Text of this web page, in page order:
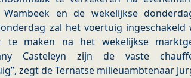
Wambeek en de wekelijkse
zal het voertuig
te maken na het wekelijkse
Casteleyn zijn de vaste
zegt de Ternatse milieuambtenaar